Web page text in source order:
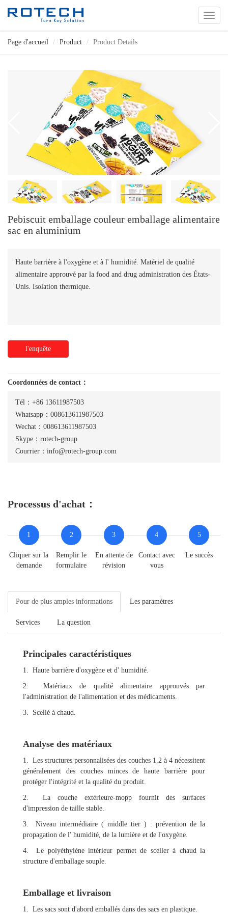
切
换
Page d'accueil Product Product Details
Pebiscuit emballage couleur emballage alimentaire
sac en aluminium
Haute barrière à l'oxygène et à l' humidité. Matériel de qualité
alimentaire approuvé par la food and drug administration des États-
Unis. Isolation thermique.
l'enquête
Coordonnées de contact：
Tél：+86 13611987503
Whatsapp：008613611987503
Wechat：008613611987503
Skype：rotech-group
Courrier：info@rotech-group.com
Processus d'achat：
1
Cliquer sur la
demande
2
Remplir le
formulaire
3
En attente de
révision
4
Contact avec
vous
5
Le succès
Pour de plus amples informations Les paramètres
Services La question
Principales caractéristiques
1. Haute barrière d'oxygène et d' humidité.
2. Matériaux de qualité alimentaire approuvés par
l'administration de l'alimentation et des médicaments.
3. Scellé à chaud.
Analyse des matériaux
1. Les structures personnalisées des couches 1.2 à 4 nécessitent
généralement des couches minces de haute barrière pour
protéger l'intégrité et la qualité du produit.
2. La couche extérieure-mopp fournit des surfaces
d'impression de taille stable.
3. Niveau intermédiaire ( middle tier ) : prévention de la
propagation de l' humidité, de la lumière et de l'oxygène.
4. Le polyéthylène intérieur permet de sceller à chaud la
structure d'emballage souple.
Emballage et livraison
1. Les sacs sont d'abord emballés dans des sacs en plastique.